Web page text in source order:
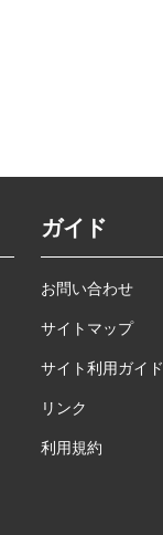
ガイド
お問い合わせ
サイトマップ
サイト利用ガイド
リンク
利用規約